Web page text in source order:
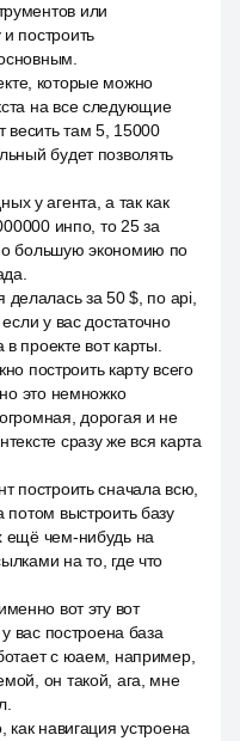
или
построить
которые можно
на все следующие
весить там 5, 15000
будет позволять
у агента, а так как
инпо, то 25 за
большую экономию по
делалась за 50 $, по api,
у вас достаточно
проекте вот карты.
построить карту всего
но это немножко
дорогая и не
сразу же вся карта
построить сначала всю,
потом выстроить базу
ещё чем-нибудь на
на то, где что
вот эту вот
вас построена база
с юаем, например,
он такой, ага, мне
как навигация устроена